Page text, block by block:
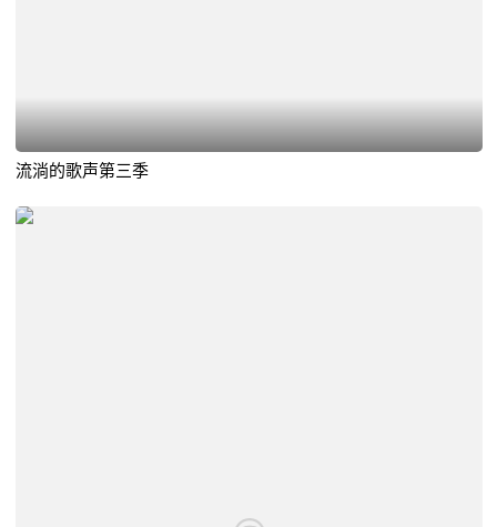
流淌的歌声第三季